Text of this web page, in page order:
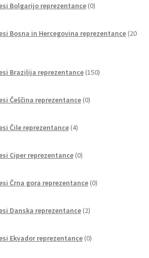
Bolgarijo reprezentance 0izdelkov
Bosna in Hercegovina reprezentance 20
Brazilija reprezentance 150izdelkov
Češčina reprezentance 0izdelkov
Čile reprezentance 4izdelki
Ciper reprezentance 0izdelkov
Črna gora reprezentance 0izdelkov
Danska reprezentance 2izdelka
Ekvador reprezentance 0izdelkov